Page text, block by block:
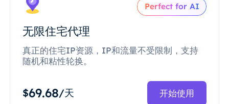
Perfect for AI
无限住宅代理
真正的住宅IP资源，IP和流量不受限制，支持
随机和粘性轮换。
$69.68/天 开始使用